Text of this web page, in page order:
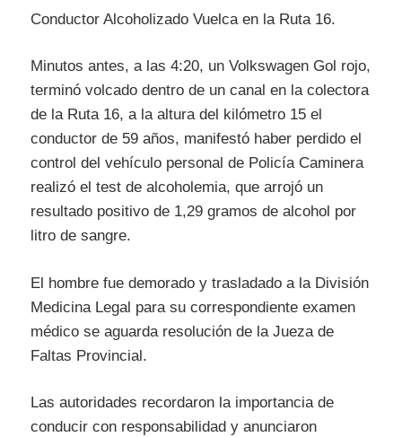
Conductor Alcoholizado Vuelca en la Ruta 16.
Minutos antes, a las 4:20, un Volkswagen Gol rojo,
terminó volcado dentro de un canal en la colectora
de la Ruta 16, a la altura del kilómetro 15 el
conductor de 59 años, manifestó haber perdido el
control del vehículo personal de Policía Caminera
realizó el test de alcoholemia, que arrojó un
resultado positivo de 1,29 gramos de alcohol por
litro de sangre.
El hombre fue demorado y trasladado a la División
Medicina Legal para su correspondiente examen
médico se aguarda resolución de la Jueza de
Faltas Provincial.
Las autoridades recordaron la importancia de
conducir con responsabilidad y anunciaron